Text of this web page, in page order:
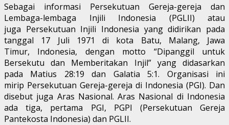
Sebagai informasi Persekutuan Gereja-gereja dan
Lembaga-lembaga Injili Indonesia (PGLII) atau
juga Persekutuan Injili Indonesia yang didirikan pada
tanggal 17 Juli 1971 di kota Batu, Malang, Jawa
Timur, Indonesia, dengan motto “Dipanggil untuk
Bersekutu dan Memberitakan Injil” yang didasarkan
pada Matius 28:19 dan Galatia 5:1. Organisasi ini
mirip Persekutuan Gereja-gereja di Indonesia (PGI). Dan
disebut juga Aras Nasional. Aras Nasional di Indonesia
ada tiga, pertama PGI, PGPI (Persekutuan Gereja
Pantekosta Indonesia) dan PGLII.